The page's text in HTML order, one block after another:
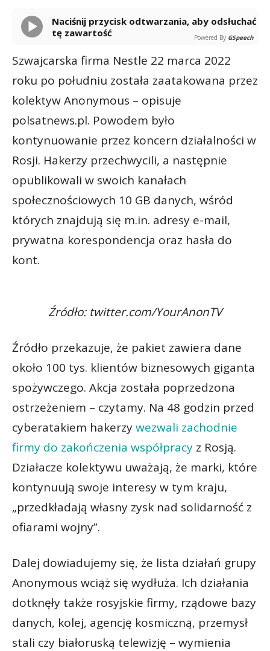
Naciśnij przycisk odtwarzania, aby odsłuchać
tę zawartość
Powered By GSpeech
Szwajcarska firma Nestle 22 marca 2022
roku po południu została zaatakowana przez
kolektyw Anonymous – opisuje
polsatnews.pl. Powodem było
kontynuowanie przez koncern działalności w
Rosji. Hakerzy przechwycili, a następnie
opublikowali w swoich kanałach
społecznościowych 10 GB danych, wśród
których znajdują się m.in. adresy e-mail,
prywatna korespondencja oraz hasła do
kont.
Źródło: twitter.com/YourAnonTV
Źródło przekazuje, że pakiet zawiera dane
około 100 tys. klientów biznesowych giganta
spożywczego. Akcja została poprzedzona
ostrzeżeniem – czytamy. Na 48 godzin przed
cyberatakiem hakerzywezwali zachodnie
firmy do zakończenia współpracy z Rosją.
Działacze kolektywu uważają, że marki, które
kontynuują swoje interesy w tym kraju,
„przedkładają własny zysk nad solidarność z
ofiarami wojny”.
Dalej dowiadujemy się, że lista działań grupy
Anonymous wciąż się wydłuża. Ich działania
dotknęły także rosyjskie firmy, rządowe bazy
danych, kolej, agencję kosmiczną, przemysł
stali czy białoruską telewizję – wymienia